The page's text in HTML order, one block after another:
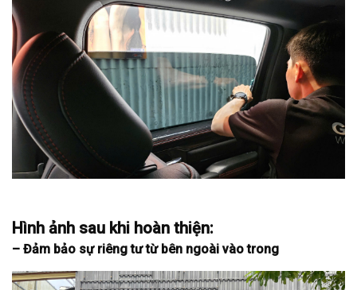
Hình ảnh sau khi hoàn thiện:
– Đảm bảo sự riêng tư từ bên ngoài vào trong